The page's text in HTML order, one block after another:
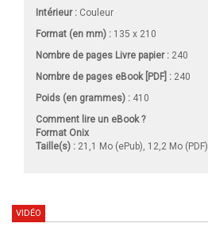
Intérieur : Couleur
Format (en mm) : 135 x 210
Nombre de pages Livre papier: 240
Nombre de pages eBook [PDF] : 240
Poids (en grammes) : 410
Comment lire un eBook ?
Format Onix
Taille(s) : 21,1 Mo (ePub), 12,2 Mo (PDF)
VIDÉO